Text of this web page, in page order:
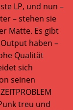
LP, und nun –
– stehen sie
Matte. Es gibt
haben –
Qualität
sich
seinen
treu und